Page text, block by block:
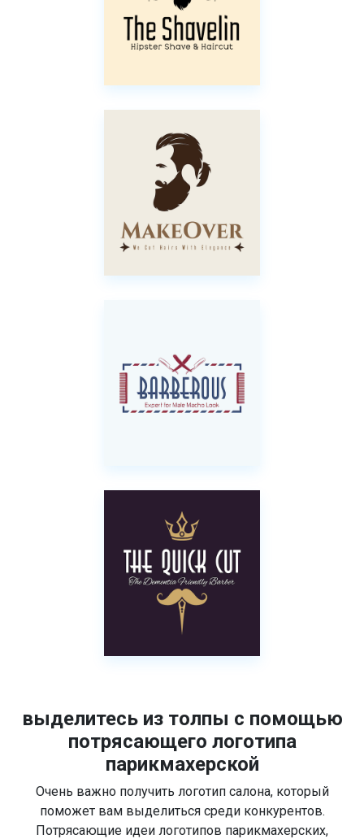
выделитесь из толпы с помощью
потрясающего логотипа
парикмахерской
Очень важно получить логотип салона, который
поможет вам выделиться среди конкурентов.
Потрясающие идеи логотипов парикмахерских,